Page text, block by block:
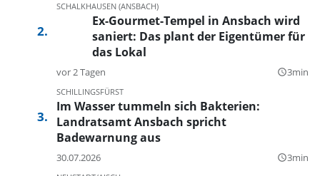
SCHALKHAUSEN (ANSBACH)
Ex-Gourmet-Tempel in Ansbach wird
saniert: Das plant der Eigentümer für
das Lokal
vor 2 Tagen query_builder3min
SCHILLINGSFÜRST
Im Wasser tummeln sich Bakterien:
Landratsamt Ansbach spricht
Badewarnung aus
30.07.2026 query_builder3min